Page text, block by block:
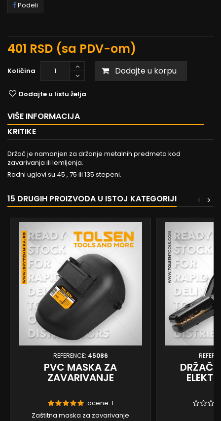
Podeli
401 RSD (sa PDV-om)
Količina Dodajte u korpu
Dodajte u listu želja
VIŠE INFORMACIJA
KRITIKE
Držač je namanjen za držanje metalnih predmeta kod
zavarivanja ili lemljenja.
Radni uglovi su 45 , 75 ili 135 stepeni.
15 DRUGIH PROIZVODA U ISTOJ KATEGORIJI >
<
REFERENCE: 45086
PVC MASKA ZA
ZAVARIVANJE
ocene: 1
Zaštitna maska za zavarivanje
DRŽAČ